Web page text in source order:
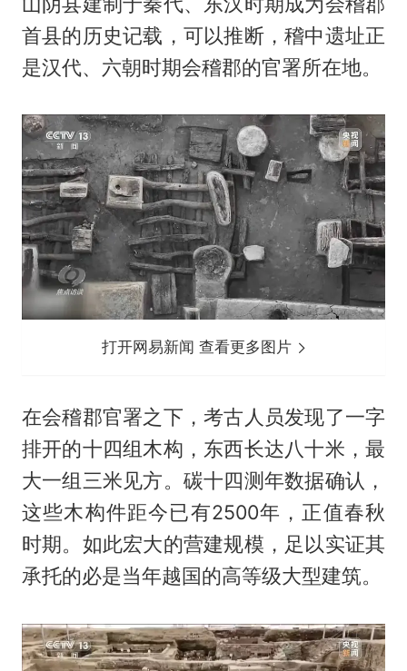
首县的历史记载，可以推断，稽中遗址正
是汉代、六朝时期会稽郡的官署所在地。
打开网易新闻 查看更多图片
在会稽郡官署之下，考古人员发现了一字
排开的十四组木构，东西长达八十米，最
大一组三米见方。碳十四测年数据确认，
这些木构件距今已有2500年，正值春秋
时期。如此宏大的营建规模，足以实证其
承托的必是当年越国的高等级大型建筑。